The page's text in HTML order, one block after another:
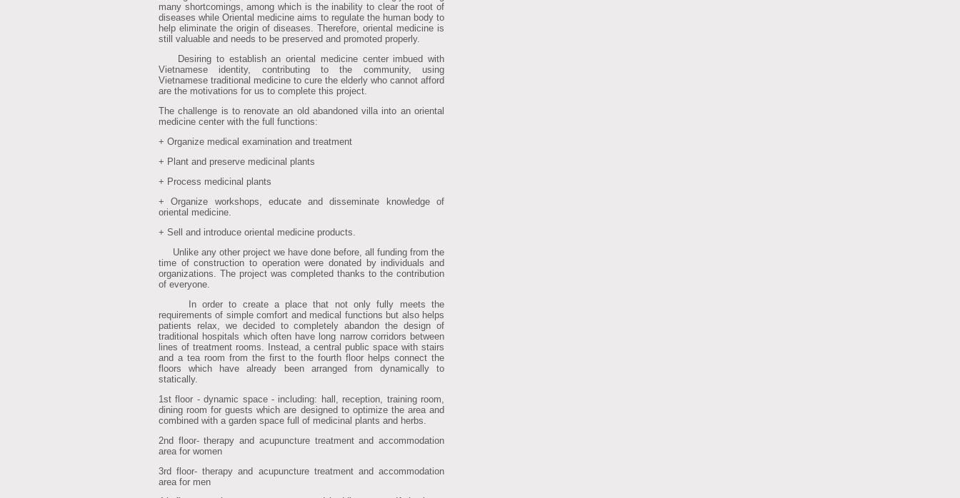
many shortcomings, among which is the inability to clear the root of
diseases while Oriental medicine aims to regulate the human body to
help eliminate the origin of diseases. Therefore, oriental medicine is
still valuable and needs to be preserved and promoted properly.
Desiring to establish an oriental medicine center imbued with
Vietnamese identity, contributing to the community, using
Vietnamese traditional medicine to cure the elderly who cannot afford
are the motivations for us to complete this project.
The challenge is to renovate an old abandoned villa into an oriental
medicine center with the full functions:
+ Organize medical examination and treatment
+ Plant and preserve medicinal plants
+ Process medicinal plants
+ Organize workshops, educate and disseminate knowledge of
oriental medicine.
+ Sell and introduce oriental medicine products.
Unlike any other project we have done before, all funding from the
time of construction to operation were donated by individuals and
organizations. The project was completed thanks to the contribution
of everyone.
In order to create a place that not only fully meets the
requirements of simple comfort and medical functions but also helps
patients relax, we decided to completely abandon the design of
traditional hospitals which often have long narrow corridors between
lines of treatment rooms. Instead, a central public space with stairs
and a tea room from the first to the fourth floor helps connect the
floors which have already been arranged from dynamically to
statically.
1st floor - dynamic space - including: hall, reception, training room,
dining room for guests which are designed to optimize the area and
combined with a garden space full of medicinal plants and herbs.
2nd floor- therapy and acupuncture treatment and accommodation
area for women
3rd floor- therapy and acupuncture treatment and accommodation
area for men